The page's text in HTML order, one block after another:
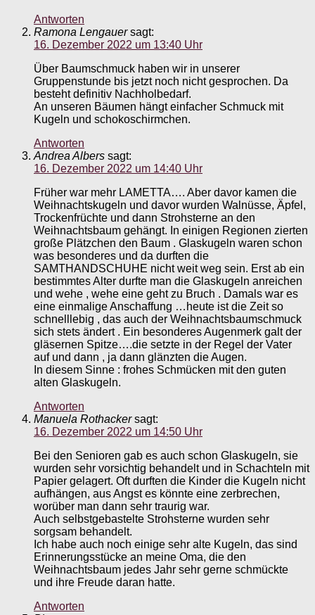
Antworten
Ramona Lengauer sagt:
16. Dezember 2022 um 13:40 Uhr
Über Baumschmuck haben wir in unserer
Gruppenstunde bis jetzt noch nicht gesprochen. Da
besteht definitiv Nachholbedarf.
An unseren Bäumen hängt einfacher Schmuck mit
Kugeln und schokoschirmchen.
Antworten
Andrea Albers sagt:
16. Dezember 2022 um 14:40 Uhr
Früher war mehr LAMETTA…. Aber davor kamen die
Weihnachtskugeln und davor wurden Walnüsse, Äpfel,
Trockenfrüchte und dann Strohsterne an den
Weihnachtsbaum gehängt. In einigen Regionen zierten
große Plätzchen den Baum . Glaskugeln waren schon
was besonderes und da durften die
SAMTHANDSCHUHE nicht weit weg sein. Erst ab ein
bestimmtes Alter durfte man die Glaskugeln anreichen
und wehe , wehe eine geht zu Bruch . Damals war es
eine einmalige Anschaffung …heute ist die Zeit so
schnelllebig , das auch der Weihnachtsbaumschmuck
sich stets ändert . Ein besonderes Augenmerk galt der
gläsernen Spitze….die setzte in der Regel der Vater
auf und dann , ja dann glänzten die Augen.
In diesem Sinne : frohes Schmücken mit den guten
alten Glaskugeln.
Antworten
Manuela Rothacker sagt:
16. Dezember 2022 um 14:50 Uhr
Bei den Senioren gab es auch schon Glaskugeln, sie
wurden sehr vorsichtig behandelt und in Schachteln mit
Papier gelagert. Oft durften die Kinder die Kugeln nicht
aufhängen, aus Angst es könnte eine zerbrechen,
worüber man dann sehr traurig war.
Auch selbstgebastelte Strohsterne wurden sehr
sorgsam behandelt.
Ich habe auch noch einige sehr alte Kugeln, das sind
Erinnerungsstücke an meine Oma, die den
Weihnachtsbaum jedes Jahr sehr gerne schmückte
und ihre Freude daran hatte.
Antworten